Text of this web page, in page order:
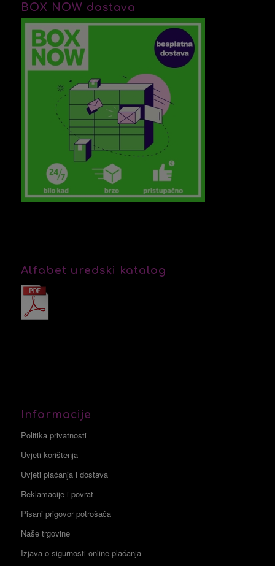
BOX NOW dostava
Alfabet uredski katalog
Informacije
Politika privatnosti
Uvjeti korištenja
Uvjeti plaćanja i dostava
Reklamacije i povrat
Pisani prigovor potrošača
Naše trgovine
Izjava o sigurnosti online plaćanja